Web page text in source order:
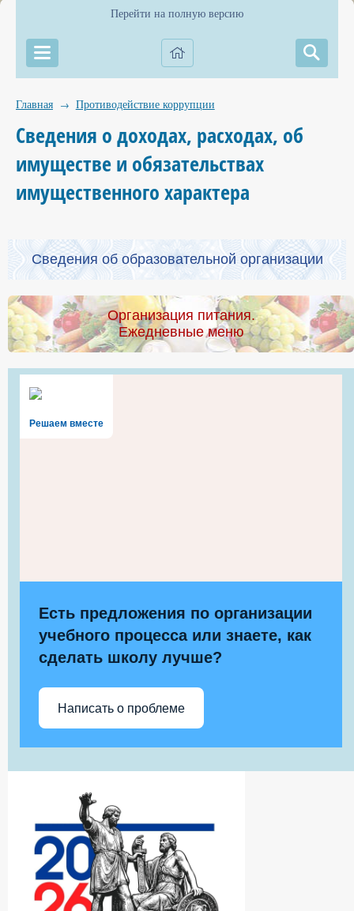
Перейти на полную версию
Главная → Противодействие коррупции
Сведения о доходах, расходах, об
имуществе и обязательствах
имущественного характера
Сведения об образовательной организации
Организация питания.
Ежедневные меню
Решаем вместе
Есть предложения по организации
учебного процесса или знаете, как
сделать школу лучше?
Написать о проблеме